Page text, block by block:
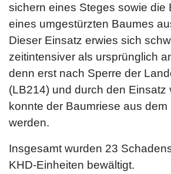
sichern eines Steges sowie die
eines umgestürzten Baumes
Dieser Einsatz erwies sich
zeitintensiver als ursprünglich
denn erst nach Sperre der
(LB214) und durch den Einsatz
konnte der Baumriese aus
werden.
Insgesamt wurden 23
KHD-Einheiten bewältigt.